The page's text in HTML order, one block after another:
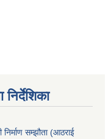
सम्झौता (आठराई